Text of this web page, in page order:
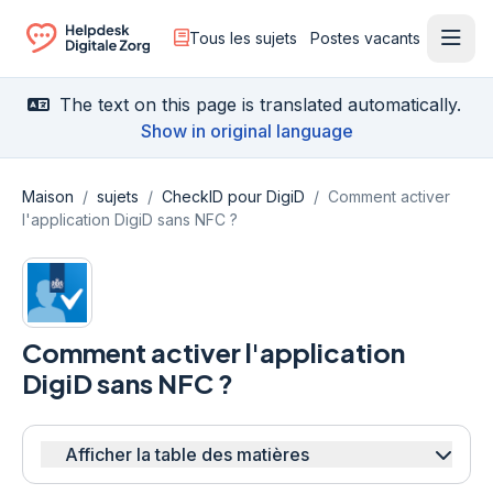
Ga naar de homepagina
Tous les sujets Postes vacants
The text on this page is translated automatically.
Show in original language
Maison / sujets / CheckID pour DigiD / Comment activer
l'application DigiD sans NFC ?
Comment activer l'application
DigiD sans NFC ?
Afficher la table des matières